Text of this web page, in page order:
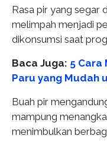
Rasa pir yang segar
melimpah menjadi
dikonsumsi saat
Baca Juga: 5 Cara
Paru yang Mudah
Buah pir
mampung
menimbulkan